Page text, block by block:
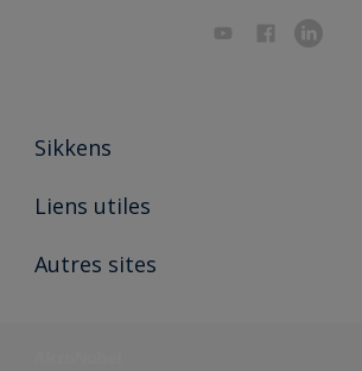
Sikkens
A propos de Sikkens
Liens utiles
Ouvrir un magasin PASS
Autres sites